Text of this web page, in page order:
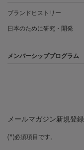
ブランドヒストリー
日本のために研究・開発
メンバーシッププログラム
メールマガジン新規登録
(*)必須項目です。